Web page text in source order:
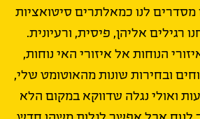
לנו כמאלתרים סיטואציות
רגילים אליהן, פיסית, ורעיונית.
הנוחות אל איזורי האי נוחות,
ובחירות שונות מהאוטומט שלי,
ואולי נגלה שדווקא במקום הלא